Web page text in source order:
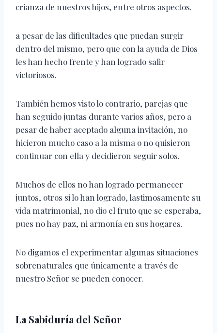
crianza de nuestros hijos, entre otros aspectos.
a pesar de las dificultades que puedan surgir
dentro del mismo, pero que con la ayuda de Dios
les han hecho frente y han logrado salir
victoriosos.
También hemos visto lo contrario, parejas que
han seguido juntas durante varios años, pero a
pesar de haber aceptado alguna invitación, no
hicieron mucho caso a la misma o no quisieron
continuar con ella y decidieron seguir solos.
Muchos de ellos no han logrado permanecer
juntos, otros si lo han logrado, lastimosamente su
vida matrimonial, no dio el fruto que se esperaba,
pues no hay paz, ni armonía en sus hogares.
No digamos el experimentar algunas situaciones
sobrenaturales que únicamente a través de
nuestro Señor se pueden conocer.
La Sabiduría del Señor